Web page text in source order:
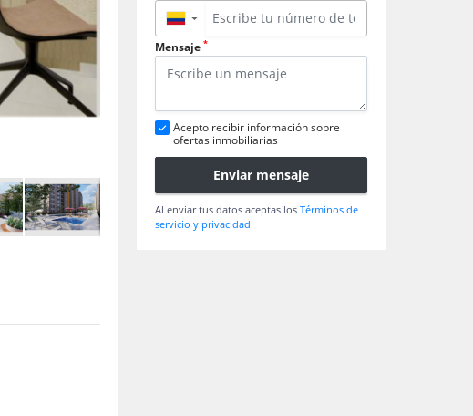
▼
Mensaje *
Acepto recibir información sobre
ofertas inmobiliarias
Enviar mensaje
Al enviar tus datos aceptas los Términos de
servicio y privacidad